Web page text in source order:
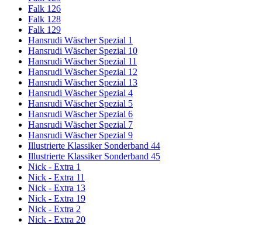
Falk 126
Falk 128
Falk 129
Hansrudi Wäscher Spezial 1
Hansrudi Wäscher Spezial 10
Hansrudi Wäscher Spezial 11
Hansrudi Wäscher Spezial 12
Hansrudi Wäscher Spezial 13
Hansrudi Wäscher Spezial 4
Hansrudi Wäscher Spezial 5
Hansrudi Wäscher Spezial 6
Hansrudi Wäscher Spezial 7
Hansrudi Wäscher Spezial 9
Illustrierte Klassiker Sonderband 44
Illustrierte Klassiker Sonderband 45
Nick - Extra 1
Nick - Extra 11
Nick - Extra 13
Nick - Extra 19
Nick - Extra 2
Nick - Extra 20